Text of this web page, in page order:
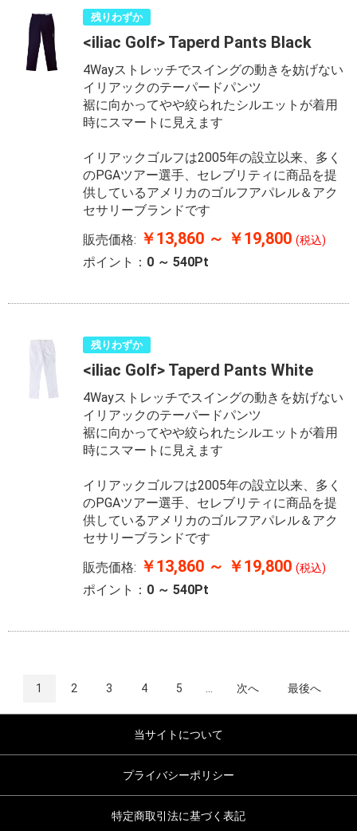
残りわずか
<iliac Golf> Taperd Pants Black
4Wayストレッチでスイングの動きを妨げない
イリアックのテーパードパンツ
裾に向かってやや絞られたシルエットが着用
時にスマートに見えます
イリアックゴルフは2005年の設立以来、多く
のPGAツアー選手、セレブリティに商品を提
供しているアメリカのゴルフアパレル＆アク
セサリーブランドです
販売価格: ￥13,860 ～ ￥19,800(税込)
ポイント： 0 ～ 540Pt
残りわずか
<iliac Golf> Taperd Pants White
4Wayストレッチでスイングの動きを妨げない
イリアックのテーパードパンツ
裾に向かってやや絞られたシルエットが着用
時にスマートに見えます
イリアックゴルフは2005年の設立以来、多く
のPGAツアー選手、セレブリティに商品を提
供しているアメリカのゴルフアパレル＆アク
セサリーブランドです
販売価格: ￥13,860 ～ ￥19,800(税込)
ポイント： 0 ～ 540Pt
1 2 3 4 5 次へ 最後へ
当サイトについて
プライバシーポリシー
特定商取引法に基づく表記